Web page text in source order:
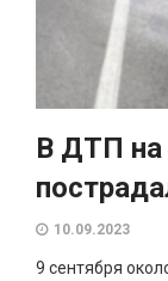
В ДТП на
10.09.2023
9 сентября